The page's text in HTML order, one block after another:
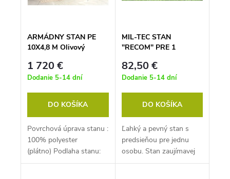
u
o
v
o
k
t
v
ARMÁDNY STAN PE
10X4,8 M Olivový
1 720 €
Dodanie 5-14 dní
DO KOŠÍKA
Povrchová úprava stanu :
100% polyester
(plátno) Podlaha stanu:
100%
MIL-TEC STAN
"RECOM" PRE 1
82,50 €
Dodanie 5-14 dní
DO KOŠÍKA
Ľahký a pevný stan s
predsieňou pre jednu
osobu. Stan zaujímavej
konštrukcie s celkovou